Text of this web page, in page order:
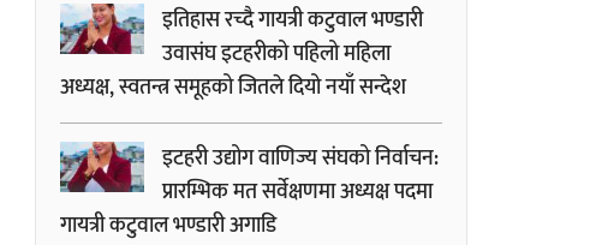
इतिहास रच्दै गायत्री कटुवाल भण्डारी
उवासंघ इटहरीको पहिलो महिला
अध्यक्ष, स्वतन्त्र समूहको जितले दियो नयाँ सन्देश
इटहरी उद्योग वाणिज्य संघको निर्वाचन:
प्रारम्भिक मत सर्वेक्षणमा अध्यक्ष पदमा
गायत्री कटुवाल भण्डारी अगाडि